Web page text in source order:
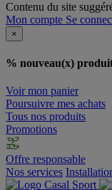
Contenu du site
Mon compte Se
×
% nouveau(x)
Voir mon panier
Poursuivre mes achats
Tous nos produits
Promotions
Offre responsable
Nos services